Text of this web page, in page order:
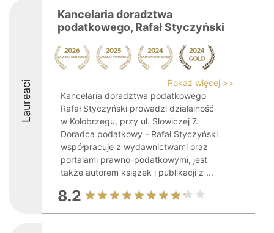
Laureaci
Kancelaria doradztwa
podatkowego, Rafał Styczyński
Pokaż więcej >>
Kancelaria doradztwa podatkowego
Rafał Styczyński prowadzi działalność
w Kołobrzegu, przy ul. Słowiczej 7.
Doradca podatkowy - Rafał Styczyński
współpracuje z wydawnictwami oraz
portalami prawno-podatkowymi, jest
także autorem książek i publikacji z ...
8.2